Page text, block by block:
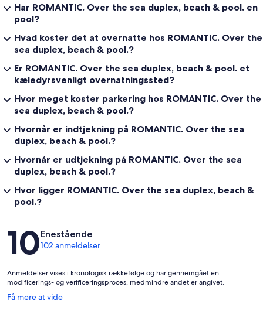
Har ROMANTIC. Over the sea duplex, beach & pool. en
pool?
Hvad koster det at overnatte hos ROMANTIC. Over the
sea duplex, beach & pool.?
Er ROMANTIC. Over the sea duplex, beach & pool. et
kæledyrsvenligt overnatningssted?
Hvor meget koster parkering hos ROMANTIC. Over the
sea duplex, beach & pool.?
Hvornår er indtjekning på ROMANTIC. Over the sea
duplex, beach & pool.?
Hvornår er udtjekning på ROMANTIC. Over the sea
duplex, beach & pool.?
Hvor ligger ROMANTIC. Over the sea duplex, beach &
pool.?
Anmeldelser
10Enestående
102 anmeldelser
Anmeldelser vises i kronologisk rækkefølge og har gennemgået en
modificerings- og verificeringsproces, medmindre andet er angivet.
Få mere at vide
Åbner